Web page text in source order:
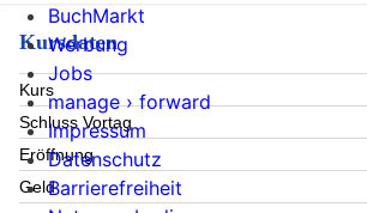
Kursdaten
Kurs
Schluss Vortag
Eröffnung
Geld
BuchMarkt
Werbung
Jobs
manage › forward
Impressum
Datenschutz
Barrierefreiheit